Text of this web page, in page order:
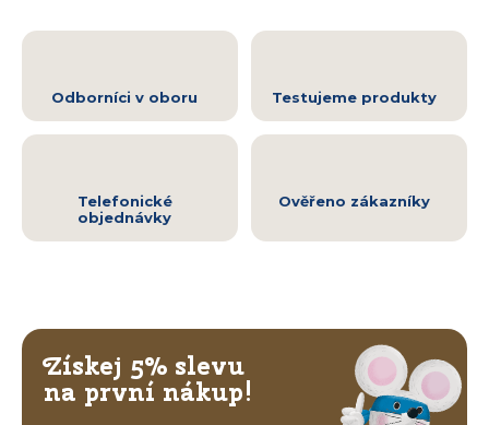
Odborníci v oboru Testujeme produkty
Telefonické
objednávky
Ověřeno zákazníky
Získej 5% slevu
na první nákup!